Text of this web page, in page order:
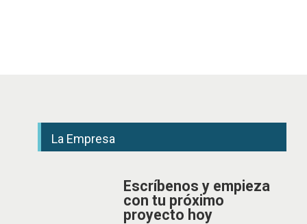
La Empresa
Escríbenos y empieza
con tu próximo
proyecto hoy